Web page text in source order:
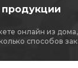
онлайн из
способов